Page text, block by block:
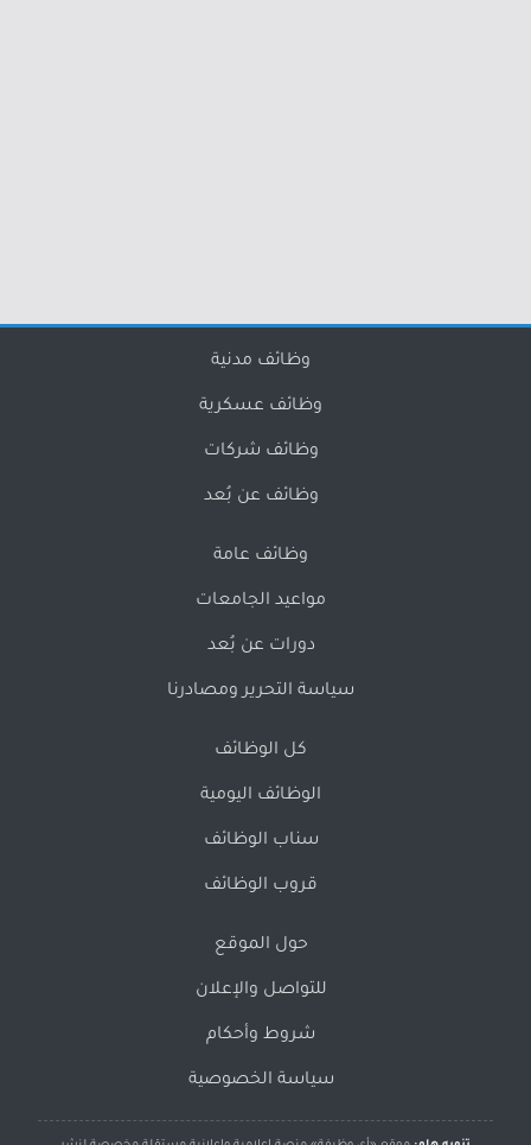
وظائف مدنية
وظائف عسكرية
وظائف شركات
وظائف عن بُعد
وظائف عامة
مواعيد الجامعات
دورات عن بُعد
سياسة التحرير ومصادرنا
كل الوظائف
الوظائف اليومية
سناب الوظائف
قروب الوظائف
حول الموقع
للتواصل والإعلان
شروط وأحكام
سياسة الخصوصية